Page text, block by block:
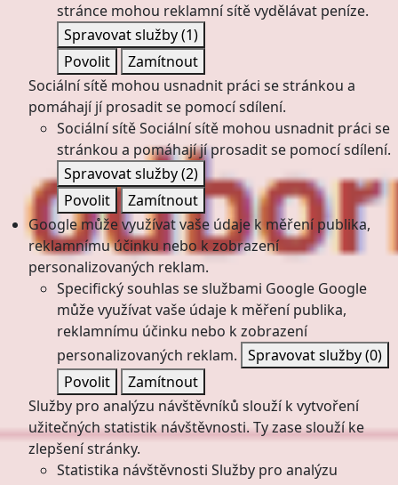
stránce mohou reklamní sítě vydělávat peníze.
Spravovat služby(1)
Povolit
Zamítnout
Sociální sítě mohou usnadnit práci se stránkou a
pomáhají jí prosadit se pomocí sdílení.
Sociální sítěSociální sítě mohou usnadnit práci se
stránkou a pomáhají jí prosadit se pomocí sdílení.
Spravovat služby(2)
Povolit
Zamítnout
Google může využívat vaše údaje k měření publika,
reklamnímu účinku nebo k zobrazení
personalizovaných reklam.
Specifický souhlas se službami Google Google
může využívat vaše údaje k měření publika,
reklamnímu účinku nebo k zobrazení
personalizovaných reklam. Spravovat služby(0)
Povolit
Zamítnout
Služby pro analýzu návštěvníků slouží k vytvoření
užitečných statistik návštěvnosti. Ty zase slouží ke
zlepšení stránky.
Statistika návštěvnosti Služby pro analýzu